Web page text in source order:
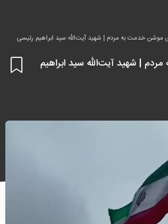
موشن خدمت به مردم | شهید آیت‌الله سید ابراهیم رئیسی
| شهید آیت‌الله سید ابراهیم